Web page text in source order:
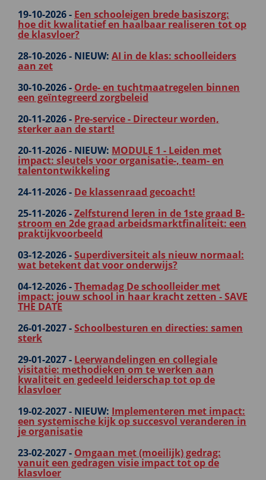
19-10-2026 - Een schooleigen brede basiszorg:
hoe dit kwalitatief en haalbaar realiseren tot op
de klasvloer?
28-10-2026 - NIEUW: AI in de klas: schoolleiders
aan zet
30-10-2026 - Orde- en tuchtmaatregelen binnen
een geïntegreerd zorgbeleid
20-11-2026 - Pre-service - Directeur worden,
sterker aan de start!
20-11-2026 - NIEUW: MODULE 1 - Leiden met
impact: sleutels voor organisatie-, team- en
talentontwikkeling
24-11-2026 - De klassenraad gecoacht!
25-11-2026 -Zelfsturend leren in de 1ste graad B-
stroom en 2de graad arbeidsmarktfinaliteit: een
praktijkvoorbeeld
03-12-2026 -Superdiversiteit als nieuw normaal:
wat betekent dat voor onderwijs?
04-12-2026 -Themadag De schoolleider met
impact: jouw school in haar kracht zetten - SAVE
THE DATE
26-01-2027 -Schoolbesturen en directies: samen
sterk
29-01-2027 - Leerwandelingen en collegiale
visitatie: methodieken om te werken aan
kwaliteit en gedeeld leiderschap tot op de
klasvloer
19-02-2027 - NIEUW: Implementeren met impact:
een systemische kijk op succesvol veranderen in
je organisatie
23-02-2027 - Omgaan met (moeilijk) gedrag:
vanuit een gedragen visie impact tot op de
klasvloer